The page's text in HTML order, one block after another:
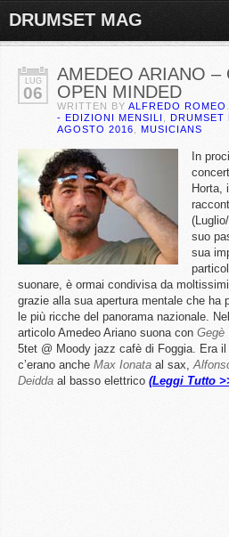
DRUMSET MAG
LUG
06
AMEDEO ARIANO –
OPEN MINDED
WRITTEN BY ALFREDO ROMEO
- EDIZIONI MENSILI
AGOSTO 2016
MUSICIANS
In
Horta,
suo
sua
suonare, è ormai condivisa da
grazie alla sua apertura mentale che ha
le più ricche del panorama nazionale. Nel
articolo Amedeo Ariano suona con Gegè
5tet @ Moody jazz cafè di Foggia. Era il
c’erano anche Max Ionata al sax,
Deidda al basso elettrico (Leggi Tutto